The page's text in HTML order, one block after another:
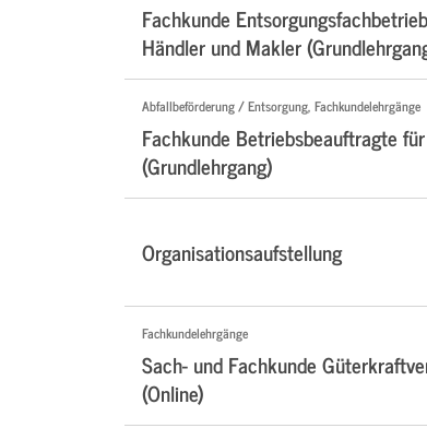
Fachkunde
Händler und Makler
Abfallbeförderung / Entsorgung, Fachkundelehrgänge
Fachkunde Betriebsbeauftragte
(Grundlehrgang)
Organisationsaufstellung
Fachkundelehrgänge
Sach- und Fachkunde
(Online)